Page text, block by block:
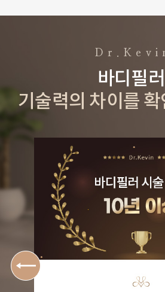
바디필
기술력의 차이를